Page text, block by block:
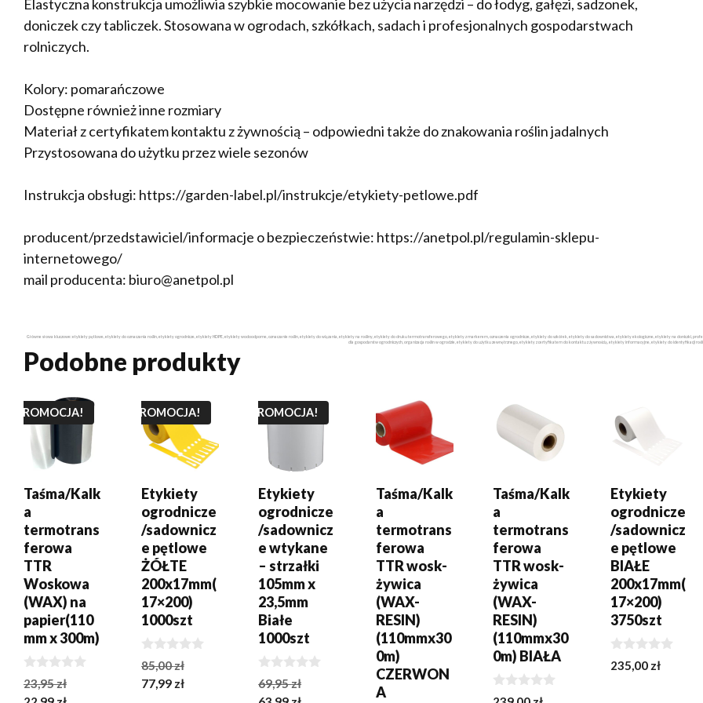
Elastyczna konstrukcja umożliwia szybkie mocowanie bez użycia narzędzi – do łodyg, gałęzi, sadzonek,
doniczek czy tabliczek. Stosowana w ogrodach, szkółkach, sadach i profesjonalnych gospodarstwach
rolniczych.
Kolory: pomarańczowe
Dostępne również inne rozmiary
Materiał z certyfikatem kontaktu z żywnością – odpowiedni także do znakowania roślin jadalnych
Przystosowana do użytku przez wiele sezonów
Instrukcja obsługi: https://garden-label.pl/instrukcje/etykiety-petlowe.pdf
producent/przedstawiciel/informacje o bezpieczeństwie: https://anetpol.pl/regulamin-sklepu-
internetowego/
mail producenta: biuro@anetpol.pl
Główne słowa kluczowe: etykiety pętlowe, etykiety do oznaczania roślin, etykiety ogrodnicze, etykiety HDPE, etykiety wodoodporne, oznaczanie roślin, etykiety do wiązania, etykiety na rośliny, etykiety do druku termotransferowego, etykiety z markerem, oznaczenia ogrodnicze, etykiety do szkółek, etykiety do sadownictwa, etykiety ekologiczne, etykiety na
dla gospodarstw ogrodniczych, organizacja roślin w ogrodzie, etykiety do użytku zewnętrznego, etykiety z certyfikatem do kontaktu z żywnością, etykiety informacyjne, etykiety do identyfikacji
Podobne produkty
PROMOCJA!
Taśma/Kalk
a
termotrans
ferowa
TTR
Woskowa
(WAX) na
papier(110
mm x 300m)
0
z
23,95zł
DODAJ DO
KOSZYKA
PROMOCJA!
Etykiety
ogrodnicze
/sadownicz
e pętlowe
ŻÓŁTE
200x17mm(
17×200)
1000szt
0
z
5
85,00zł
77,99 złAktualna
DODAJ DO
KOSZYKA
PROMOCJA!
Etykiety
ogrodnicze
/sadownicz
e wtykane
– strzałki
105mm x
23,5mm
Białe
1000szt
0
z
69,95zł
Taśma/Kalk
a
termotrans
ferowa
TTR wosk-
żywica
(WAX-
RESIN)
(110mmx30
0m)
CZERWON
A
Taśma/Kalk
a
termotrans
ferowa
TTR wosk-
żywica
(WAX-
RESIN)
(110mmx30
0m) BIAŁA
0
Etykiety
ogrodnicze
/sadownicz
e pętlowe
BIAŁE
200x17mm(
17×200)
3750szt
0
z
235,00 zł